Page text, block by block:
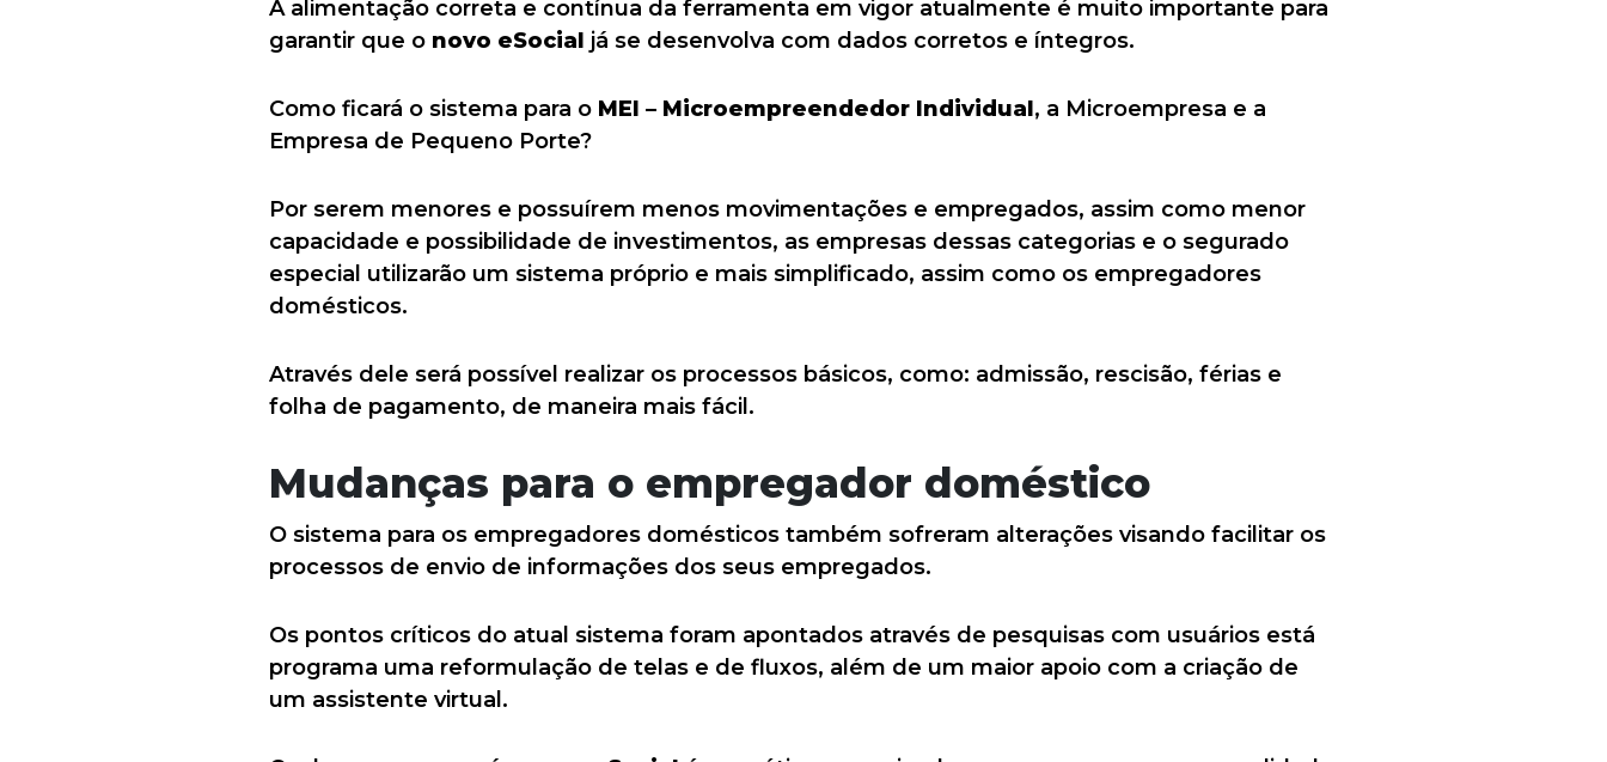
A alimentação correta e contínua da ferramenta em vigor atualmente é muito importante para
garantir que o novo eSocial já se desenvolva com dados corretos e íntegros.
Como ficará o sistema para o MEI – Microempreendedor Individual, a Microempresa e a
Empresa de Pequeno Porte?
Por serem menores e possuírem menos movimentações e empregados, assim como menor
capacidade e possibilidade de investimentos, as empresas dessas categorias e o segurado
especial utilizarão um sistema próprio e mais simplificado, assim como os empregadores
domésticos.
Através dele será possível realizar os processos básicos, como: admissão, rescisão, férias e
folha de pagamento, de maneira mais fácil.
Mudanças para o empregador doméstico
O sistema para os empregadores domésticos também sofreram alterações visando facilitar os
processos de envio de informações dos seus empregados.
Os pontos críticos do atual sistema foram apontados através de pesquisas com usuários está
programa uma reformulação de telas e de fluxos, além de um maior apoio com a criação de
um assistente virtual.